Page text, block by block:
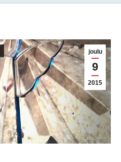
joulu
9
2015